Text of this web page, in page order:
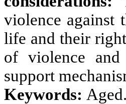
violence against
life and their
of violence and
support
Keywords: